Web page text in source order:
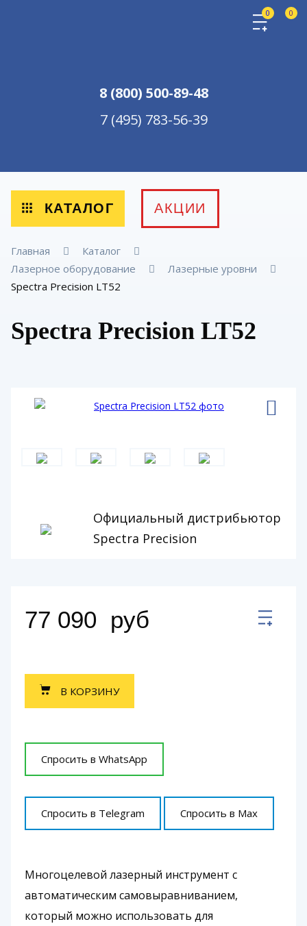
8 (800) 500-89-48
7 (495) 783-56-39
0 0
КАТАЛОГ АКЦИИ
Главная
Каталог
Лазерное оборудование
Лазерные уровни
Spectra Precision LT52
Spectra Precision LT52
Официальный дистрибьютор
Spectra Precision
77 090 руб
В КОРЗИНУ
Спросить в WhatsApp
Спросить в Telegram Спросить в Max
Многоцелевой лазерный инструмент с
автоматическим самовыравниванием,
который можно использовать для